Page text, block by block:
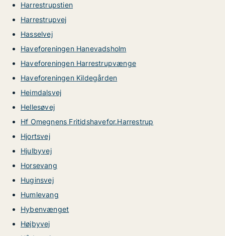
Harrestrupstien
Harrestrupvej
Hasselvej
Haveforeningen Hanevadsholm
Haveforeningen Harrestrupvænge
Haveforeningen Kildegården
Heimdalsvej
Hellesøvej
Hf Omegnens Fritidshavefor.Harrestrup
Hjortsvej
Hjulbyvej
Horsevang
Huginsvej
Humlevang
Hybenvænget
Højbyvej